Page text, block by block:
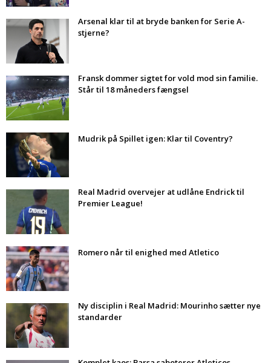
Arsenal klar til at bryde banken for Serie A-
stjerne?
Fransk dommer sigtet for vold mod sin familie.
Står til 18 måneders fængsel
Mudrik på Spillet igen: Klar til Coventry?
Real Madrid overvejer at udlåne Endrick til
Premier League!
Romero når til enighed med Atletico
Ny disciplin i Real Madrid: Mourinho sætter nye
standarder